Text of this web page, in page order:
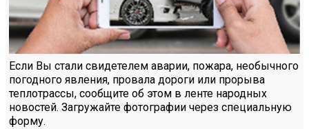
Если Вы стали свидетелем аварии, пожара, необычного
погодного явления, провала дороги или прорыва
теплотрассы, сообщите об этом в ленте народных
новостей. Загружайте фотографии через специальную
форму.